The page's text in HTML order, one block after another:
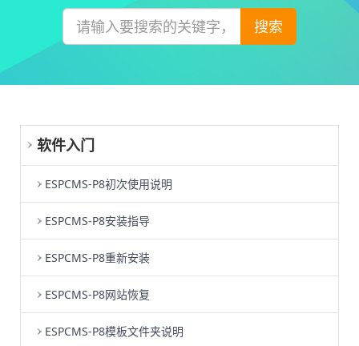
搜索
软件入门
ESPCMS-P8初次使用说明
ESPCMS-P8安装指导
ESPCMS-P8重新安装
ESPCMS-P8网站恢复
ESPCMS-P8模板文件夹说明